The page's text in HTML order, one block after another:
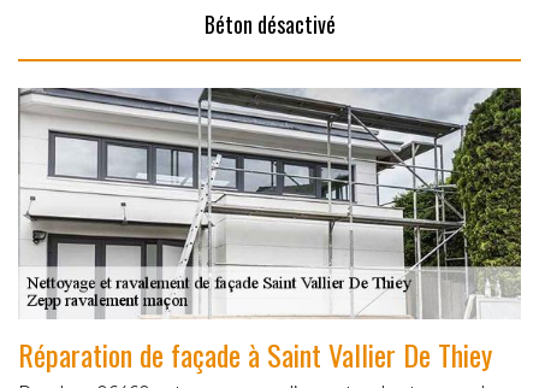
Béton désactivé
Réparation de façade à Saint Vallier De Thiey